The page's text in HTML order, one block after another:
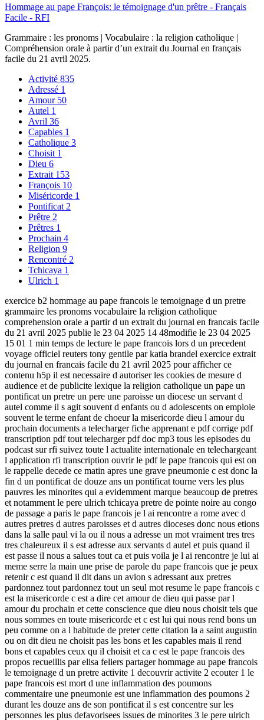
Hommage au pape François: le témoignage d'un prêtre - Français
Facile - RFI
Grammaire : les pronoms | Vocabulaire : la religion catholique |
Compréhension orale à partir d’un extrait du Journal en français
facile du 21 avril 2025.
Activité 835
Adressé 1
Amour 50
Autel 1
Avril 36
Capables 1
Catholique 3
Choisit 1
Dieu 6
Extrait 153
François 10
Miséricorde 1
Pontificat 2
Prêtre 2
Prêtres 1
Prochain 4
Religion 9
Rencontré 2
Tchicaya 1
Ulrich 1
exercice b2 hommage au pape francois le temoignage d un pretre
grammaire les pronoms vocabulaire la religion catholique
comprehension orale a partir d un extrait du journal en francais facile
du 21 avril 2025 publie le 23 04 2025 14 48modifie le 23 04 2025
15 01 1 min temps de lecture le pape francois lors d un precedent
voyage officiel reuters tony gentile par katia brandel exercice extrait
du journal en francais facile du 21 avril 2025 pour afficher ce
contenu h5p il est necessaire d autoriser les cookies de mesure d
audience et de publicite lexique la religion catholique un pape un
pontificat un pretre un pere une paroisse un diocese un servant d
autel comme il s agit souvent d enfants ou d adolescents on emploie
souvent le terme enfant de choeur la misericorde dieu l amour du
prochain documents a telecharger fiche apprenant e pdf corrige pdf
transcription pdf tout telecharger pdf doc mp3 tous les episodes du
podcast sur rfi suivez toute l actualite internationale en telechargeant
l application rfi transcription ouvrir le pdf le pape francois qui est on
le rappelle decede ce matin apres une grave pneumonie c est donc la
fin d un pontificat de douze ans un pontificat tourne vers les plus
pauvres les minorites qui a evidemment marque beaucoup de pretres
et notamment le pere ulrich tchicaya pretre de pointe noire au congo
de passage a paris le pape francois je l ai rencontre a rome avec d
autres pretres d autres paroisses et d autres dioceses donc nous etions
dans la salle paul vi la ou il nous a adresse un mot vraiment tres tres
tres chaleureux il s est adresse aux servants d autel et puis quand il
est passe il nous a salues tout ca et puis voila je l ai rencontre je lui ai
meme serre la main une prise de parole du pape francois que je peux
retenir c est quand il dit dans un avion s adressant aux pretres
pardonnez tout pardonnez tout un seul mot resume le pape francois c
est la misericorde c est a dire cet amour de dieu qui passe par l
amour du prochain et cette conscience que dieu nous choisit tels que
nous sommes en toute misericorde et c est lui qui nous rend bons un
peu comme on a l habitude de preter cette citation la a saint augustin
ou on dit dieu ne choisit pas les bons et les capables mais il rend
bons et capables ceux qu il choisit et ca c est le pape francois des
propos recueillis par elisa feliers partager hommage au pape francois
le temoignage d un pretre activite 1 decouvrir activite 2 ecouter 1 le
pape francois est mort d une inflammation des poumons
commentaire une pneumonie est une inflammation des poumons 2
durant les douze ans de son pontificat il s est concentre sur les
personnes les plus defavorisees issues de minorites 3 le pere ulrich